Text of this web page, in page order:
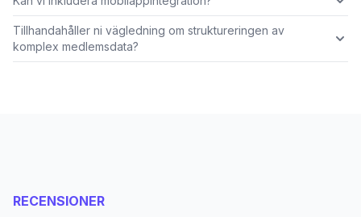
Tillhandahåller ni vägledning om struktureringen av
komplex medlemsdata?
RECENSIONER